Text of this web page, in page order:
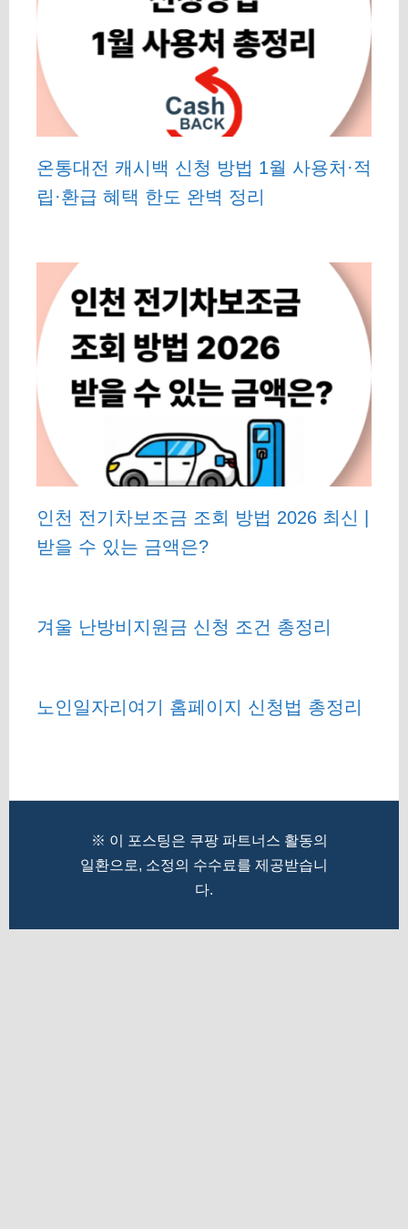
온통대전 캐시백 신청 방법 1월 사용처·적
립·환급 혜택 한도 완벽 정리
인천 전기차보조금 조회 방법 2026 최신 |
받을 수 있는 금액은?
겨울 난방비지원금 신청 조건 총정리
노인일자리여기 홈페이지 신청법 총정리
※ 이 포스팅은 쿠팡 파트너스 활동의
일환으로, 소정의 수수료를 제공받습니
다.